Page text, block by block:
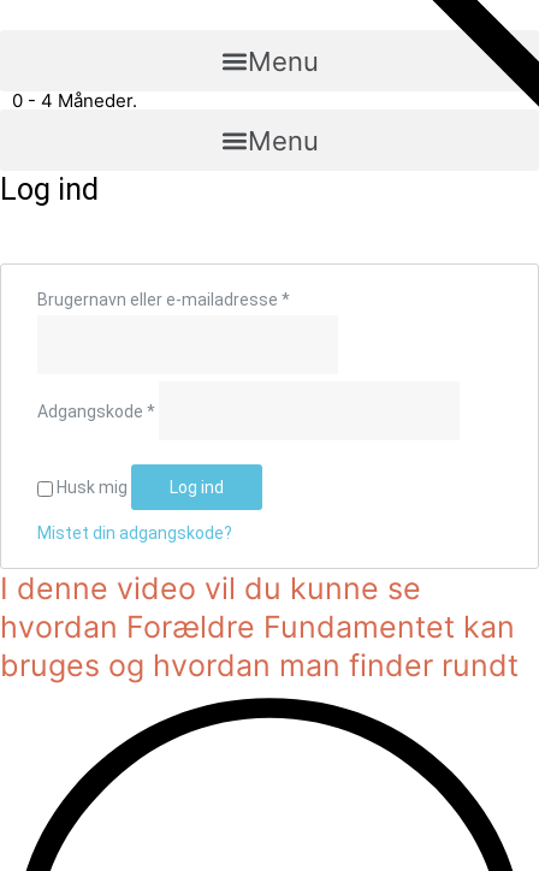
Menu
0 - 4 Måneder.
Menu
Log ind
Brugernavn eller e-mailadresse *
Adgangskode *
Husk mig Log ind
Mistet din adgangskode?
I denne video vil du kunne se
hvordan Forældre Fundamentet kan
bruges og hvordan man finder rundt
BEDST
BEDST